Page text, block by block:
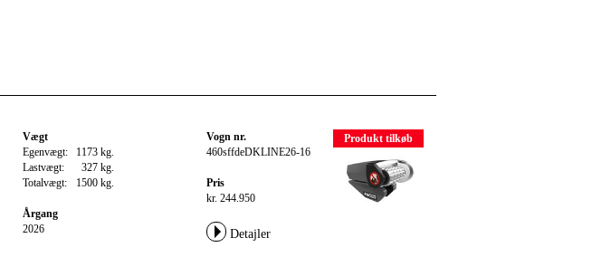
Vægt
Egenvægt: 1173 kg.
Lastvægt:
327 kg.
Totalvægt:
1500 kg.
Årgang
2026
Vogn nr.
460sffdeDKLINE26-16
Pris
kr. 244.950
Detajler
Produkt tilkøb